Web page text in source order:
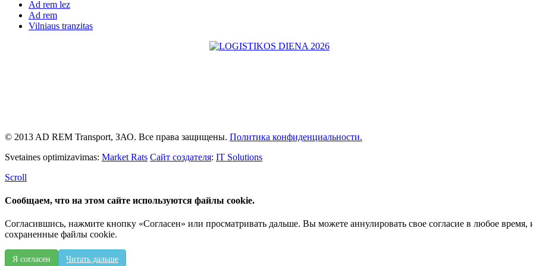
Ad rem lez
Ad rem
Vilniaus tranzitas
© 2013 AD REM Transport, ЗАО. Все права защищены. Политика конфиденциальности.
Svetaines optimizavimas: Market Rats Сайт создателя: IT Solutions
Scroll
Сообщаем, что на этом сайте используются файлы cookie.
Согласившись, нажмите кнопку «Согласен» или просматривать дальше. Вы можете аннулировать свое согласие в любое время,
сохраненные файлы cookie.
Я согласен Читать дальше